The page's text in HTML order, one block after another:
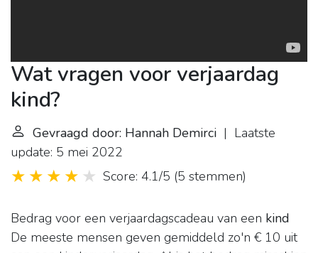
Wat vragen voor verjaardag
kind?
Gevraagd door: Hannah Demirci | Laatste
update: 5 mei 2022
Score: 4.1/5 (5 stemmen)
Bedrag voor een verjaardagscadeau van een kind
De meeste mensen geven gemiddeld zo'n € 10 uit